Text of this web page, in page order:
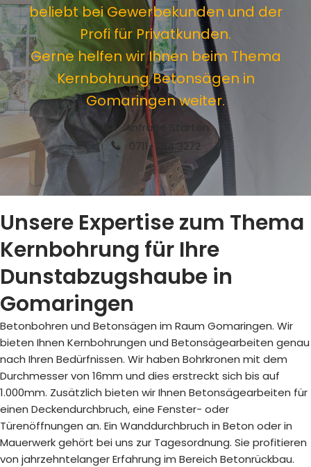
beliebt bei Gewerbekunden und der
Profi für Privatkunden.
Gerne helfen wir Ihnen beim Thema
Kernbohrung Betonsägen in
Gomaringen weiter.
Anfrage Starten
0711-754 3272
Unsere Expertise zum Thema
Kernbohrung für Ihre
Dunstabzugshaube in
Gomaringen
Betonbohren und Betonsägen im Raum Gomaringen. Wir
bieten Ihnen Kernbohrungen und Betonsägearbeiten genau
nach Ihren Bedürfnissen. Wir haben Bohrkronen mit dem
Durchmesser von 16mm und dies erstreckt sich bis auf
1.000mm. Zusätzlich bieten wir Ihnen Betonsägearbeiten für
einen Deckendurchbruch, eine Fenster- oder
Türenöffnungen an. Ein Wanddurchbruch in Beton oder in
Mauerwerk gehört bei uns zur Tagesordnung. Sie profitieren
von jahrzehntelanger Erfahrung im Bereich Betonrückbau.